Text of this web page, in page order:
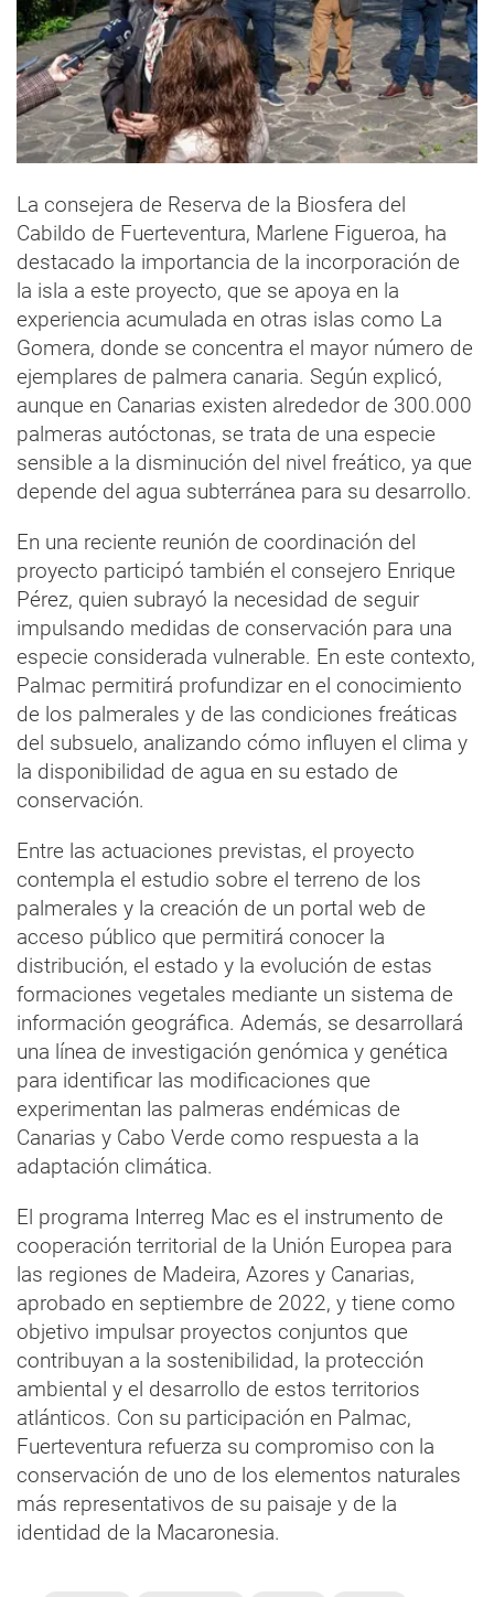
La consejera de Reserva de la Biosfera del
Cabildo de Fuerteventura, Marlene Figueroa, ha
destacado la importancia de la incorporación de
la isla a este proyecto, que se apoya en la
experiencia acumulada en otras islas como La
Gomera, donde se concentra el mayor número de
ejemplares de palmera canaria. Según explicó,
aunque en Canarias existen alrededor de 300.000
palmeras autóctonas, se trata de una especie
sensible a la disminución del nivel freático, ya que
depende del agua subterránea para su desarrollo.
En una reciente reunión de coordinación del
proyecto participó también el consejero Enrique
Pérez, quien subrayó la necesidad de seguir
impulsando medidas de conservación para una
especie considerada vulnerable. En este contexto,
Palmac permitirá profundizar en el conocimiento
de los palmerales y de las condiciones freáticas
del subsuelo, analizando cómo influyen el clima y
la disponibilidad de agua en su estado de
conservación.
Entre las actuaciones previstas, el proyecto
contempla el estudio sobre el terreno de los
palmerales y la creación de un portal web de
acceso público que permitirá conocer la
distribución, el estado y la evolución de estas
formaciones vegetales mediante un sistema de
información geográfica. Además, se desarrollará
una línea de investigación genómica y genética
para identificar las modificaciones que
experimentan las palmeras endémicas de
Canarias y Cabo Verde como respuesta a la
adaptación climática.
El programa Interreg Mac es el instrumento de
cooperación territorial de la Unión Europea para
las regiones de Madeira, Azores y Canarias,
aprobado en septiembre de 2022, y tiene como
objetivo impulsar proyectos conjuntos que
contribuyan a la sostenibilidad, la protección
ambiental y el desarrollo de estos territorios
atlánticos. Con su participación en Palmac,
Fuerteventura refuerza su compromiso con la
conservación de uno de los elementos naturales
más representativos de su paisaje y de la
identidad de la Macaronesia.